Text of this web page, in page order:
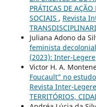
PRÁTICAS DE
SOCIAIS , Revista
Juliana Adono da
feminista decolonial
(2023): Inter-Legere
Victor H. A.
Foucault" no
Revista Inter-
TERRITÓRIOS,